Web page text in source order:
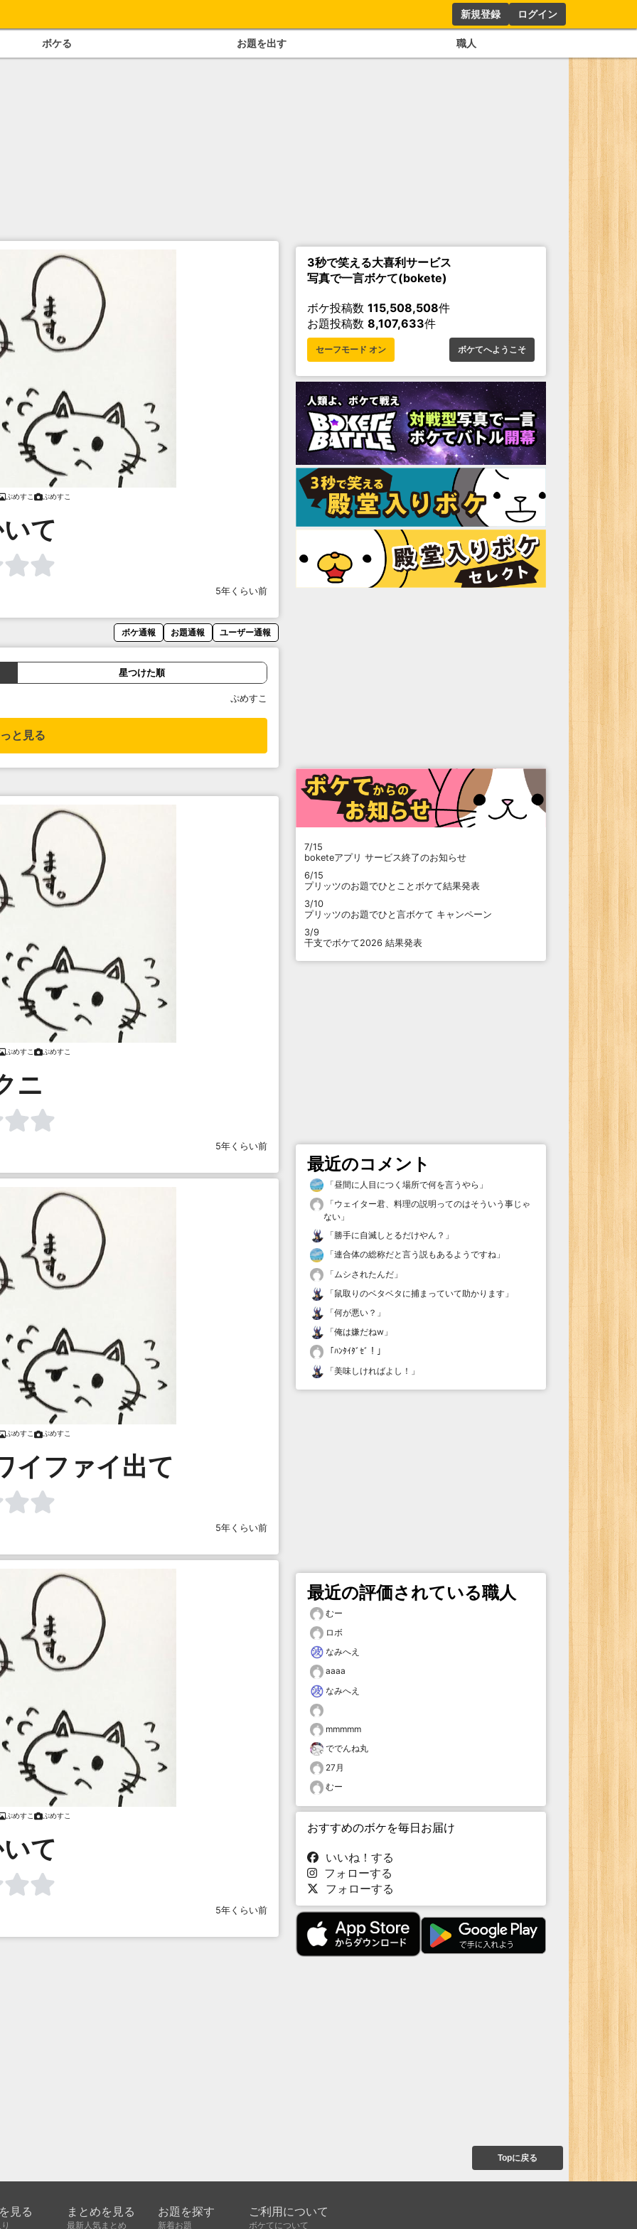
新規登録 ログイン
ボケる お題を出す 職人
ぷめすこ ぷめすこ
て
5年くらい前
ボケ通報 お題通報 ユーザー通報
星つけた順
ぷめすこ
と見る
ぷめすこ ぷめすこ
ニ
5年くらい前
ぷめすこ ぷめすこ
イファイ出て
5年くらい前
ぷめすこ ぷめすこ
て
5年くらい前
3秒で笑える大喜利サービス
写真で一言ボケて(bokete)
ボケ投稿数 115,508,508件
お題投稿数 8,107,633件
セーフモード オン ボケてへようこそ
7/15
boketeアプリ サービス終了のお知らせ
6/15
プリッツのお題でひとことボケて結果発表
3/10
プリッツのお題でひと言ボケて キャンペーン
3/9
干支でボケて2026 結果発表
最近のコメント
「昼間に人目につく場所で何を言うやら 」
「ウェイター君、料理の説明ってのはそういう事じゃ
ない 」
「勝手に自滅しとるだけやん？ 」
「連合体の総称だと言う説もあるようですね 」
「 ムシされたんだ 」
「鼠取りのベタベタに捕まっていて助かります 」
「何が悪い？ 」
「俺は嫌だねw 」
「ﾊﾝﾀｲﾀﾞｾﾞ！ 」
「美味しければよし！ 」
最近の評価されている職人
むー
ロボ
なみへえ
aaaa
なみへえ
mmmmm
ででんね丸
27月
むー
おすすめのボケを毎日お届け
いいね！する
フォローする
フォローする
Topに戻る
見る まとめを見る
最新人気まとめ
お題を探す
新着お題
ご利用について
ボケてについて